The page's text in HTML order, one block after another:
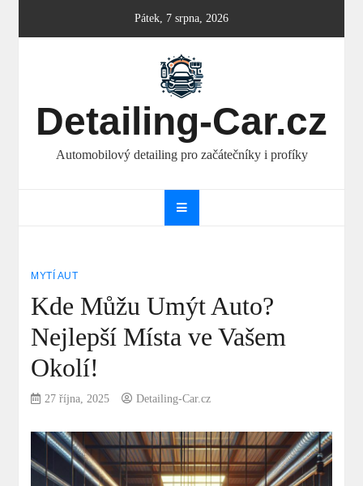
Pátek, 7 srpna, 2026
Detailing-Car.cz
Automobilový detailing pro začátečníky i profíky
MYTÍ AUT
Kde Můžu Umýt Auto?
Nejlepší Místa ve Vašem
Okolí!
27 října, 2025 Detailing-Car.cz